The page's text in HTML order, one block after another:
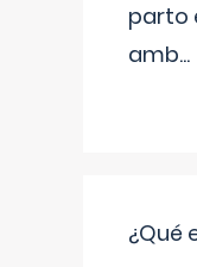
parto
amb...
¿Qué